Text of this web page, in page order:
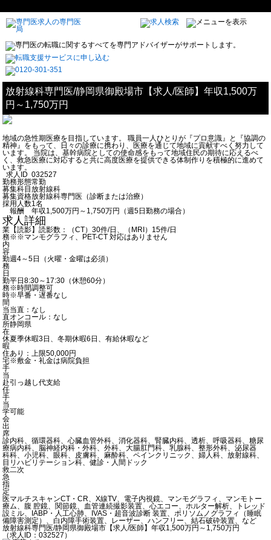
放射線科専門医/静岡県御殿場市【求人/医師】年収1,500万
円～1,750万円
地域の急性期医療を目指しています。 職員一人ひとりが『プロ意識』と『協調の
精神』をもって、日々の診療に携わり、医療を通じて地域に貢献すべく努力して
います。 当院は、基幹病院としての使命感をもって地域住民の期待に応えるべ
く、救急医療に対応すると共に高度医療を提供できる体制作りを積極的に進めて
います。
求人ID 032527
勤務形態常勤
募集科目放射線科
募集資格放射線科専門医（診断または治療）
採用人数1名
報酬
年収1,500万円～1,750万円（週5日勤務の場合）
求人詳細
業
務
内
容
【読影】読影数：（CT）30件/日、（MRI）15件/日
※※マンモグラフィ、PET-CT 対応はありません
勤
務
日
週4～5日（火曜・金曜は必須）
勤
務
時
間
平日8:30～17:30（休憩60分）
※時間調整可
※早番・遅番なし
当
直
当直：なし
オンコール：なし
所
在
静岡県
休
暇
夏季休暇3日、冬期休暇6日、有給休暇など
住
宅
手
当
あり：上限50,000円
※敷金・礼金は病院負担
赴
任
手
当
引っ越し代支給
学
会
出
席
可能
診
療
科
目
内科、循環器科、心臓血管外科、消化器科、腎臓内科、透析、呼吸器科、糖尿
病内科、脳神経内科・外科、外科、大腸肛門科、乳腺科、整形外科、泌尿器
科、小児科、眼科、皮膚科、麻酔科、ペインクリニック、婦人科、放射線科、
リハビリテーション科、健診・人間ドック
救
急
指
定
二次
医
療
設
備
マルチスキャンCT・CR、X線TV、電子内視鏡、マンモグラフィ、マンモトー
ム、腹 腔鏡、関節鏡、血管連続撮影装置、心エコー、ホルター解析、トレッド
ミル、IABP・人工心肺、IVAS・超音波診断 装置、ポリソムノグラフィ（睡眠
障害測定）、白内障手術装置、レーザー、ハンフリー、結石破砕装置、など
放射線科専門医/静岡県御殿場市【求人/医師】年収1,500万円～1,750万円
（求人ID：032527）